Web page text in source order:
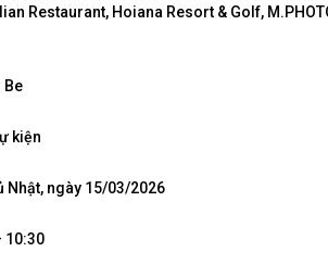
Restaurant, Hoiana Resort & Golf,
Be
kiện
Nhật, ngày 15/03/2026
10:30